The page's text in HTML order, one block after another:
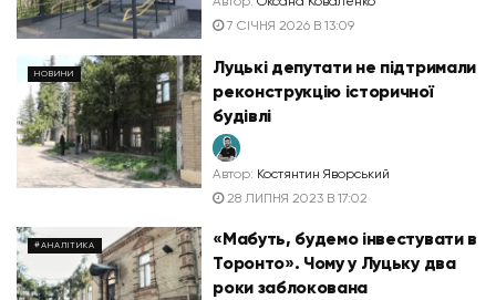
7 СІЧНЯ 2026 В 13:09
НОВИНИ
Луцькі депутати не підтримали
реконструкцію історичної
будівлі
Автор: Костянтин Яворський
28 ЛИПНЯ 2023 В 17:02
#АНАЛІТИКА
«Мабуть, будемо інвестувати в
Торонто». Чому у Луцьку два
роки заблокована